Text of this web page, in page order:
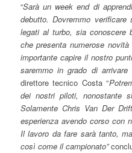
“Sarà un week end di
debutto. Dovremmo
legati al turbo, sia conoscere
che presenta numerose
importante capire il nostro
saremmo in grado di arrivare
direttore tecnico Costa “
dei nostri piloti, nonostante
Solamente Chris Van Der
esperienza avendo corso con
Il lavoro da fare sarà tanto,
così come il campionato”